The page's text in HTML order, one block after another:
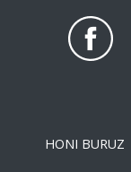
HONI BURUZ